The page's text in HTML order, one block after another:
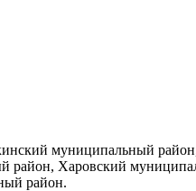
муниципальный
район, Харовский
район.